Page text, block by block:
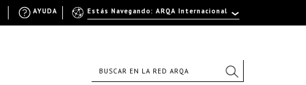
Estás Navegando: ARQA Internacional
AYUDA